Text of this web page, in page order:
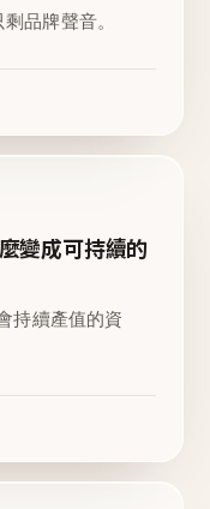
品牌聲音。
變成可持續的
持續產值的資